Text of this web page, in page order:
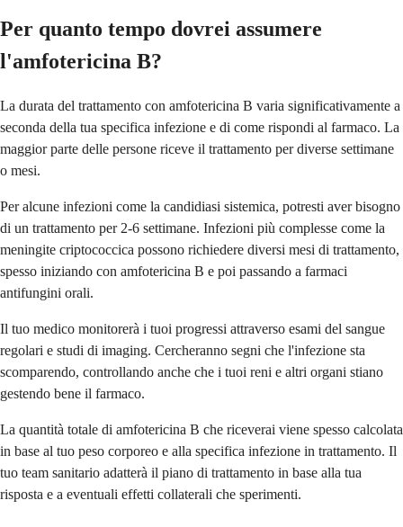
Per quanto tempo dovrei assumere
l'amfotericina B?
La durata del trattamento con amfotericina B varia significativamente a
seconda della tua specifica infezione e di come rispondi al farmaco. La
maggior parte delle persone riceve il trattamento per diverse settimane
o mesi.
Per alcune infezioni come la candidiasi sistemica, potresti aver bisogno
di un trattamento per 2-6 settimane. Infezioni più complesse come la
meningite criptococcica possono richiedere diversi mesi di trattamento,
spesso iniziando con amfotericina B e poi passando a farmaci
antifungini orali.
Il tuo medico monitorerà i tuoi progressi attraverso esami del sangue
regolari e studi di imaging. Cercheranno segni che l'infezione sta
scomparendo, controllando anche che i tuoi reni e altri organi stiano
gestendo bene il farmaco.
La quantità totale di amfotericina B che riceverai viene spesso calcolata
in base al tuo peso corporeo e alla specifica infezione in trattamento. Il
tuo team sanitario adatterà il piano di trattamento in base alla tua
risposta e a eventuali effetti collaterali che sperimenti.